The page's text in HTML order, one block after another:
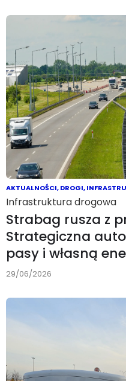
AKTUALNOŚCI,DROGI,
Infrastruktura drogowa
Strabag rusza z
Strategiczna
pasy i własną
29/06/2026